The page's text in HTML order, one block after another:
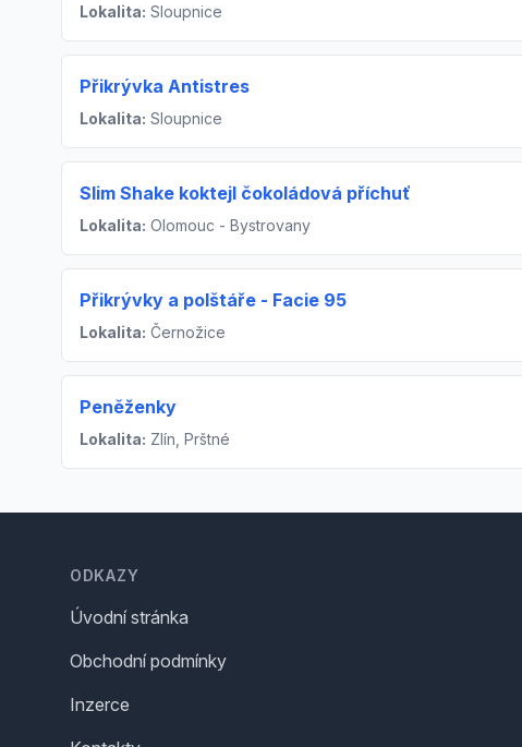
Lokalita: Sloupnice
Přikrývka Antistres
Lokalita: Sloupnice
Slim Shake koktejl čokoládová příchuť
Lokalita: Olomouc - Bystrovany
Přikrývky a polštáře - Facie 95
Lokalita: Černožice
Peněženky
Lokalita: Zlín, Prštné
ODKAZY
Úvodní stránka
Obchodní podmínky
Inzerce